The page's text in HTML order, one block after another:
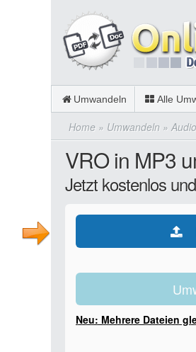
Umwandeln Alle
Home » Umwandeln »
VRO in MP3
Jetzt kostenlos
Neu: Mehrere Dateien